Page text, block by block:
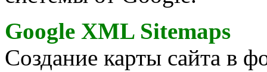
Google XML Sitemaps
Создание карты сайта в